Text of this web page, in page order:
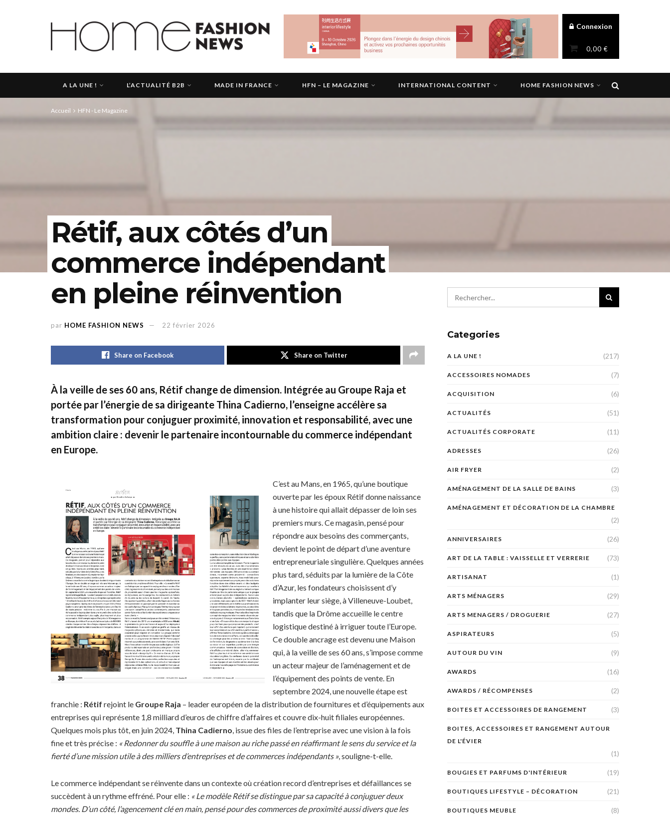
Connexion
0,00 €
A LA UNE ! L’ACTUALITÉ B2B MADE IN FRANCE HFN – LE MAGAZINE INTERNATIONAL CONTENT HOME FASHION NEWS
Accueil HFN - Le Magazine
Rétif, aux côtés d’un
commerce indépendant
en pleine réinvention
par HOME FASHION NEWS 22 février 2026
Share on Facebook Share on Twitter
À la veille de ses 60 ans, Rétif change de dimension. Intégrée au Groupe Raja et
portée par l’énergie de sa dirigeante Thina Cadierno, l’enseigne accélère sa
transformation pour conjuguer proximité, innovation et responsabilité, avec une
ambition claire : devenir le partenaire incontournable du commerce indépendant
en Europe.
C’est au Mans, en 1965, qu’une boutique
ouverte par les époux Rétif donne naissance
à une histoire qui allait dépasser de loin ses
premiers murs. Ce magasin, pensé pour
répondre aux besoins des commerçants,
devient le point de départ d’une aventure
entrepreneuriale singulière. Quelques années
plus tard, séduits par la lumière de la Côte
d’Azur, les fondateurs choisissent d’y
implanter leur siège, à Villeneuve-Loubet,
tandis que la Drôme accueille le centre
logistique destiné à irriguer toute l’Europe.
Ce double ancrage est devenu une Maison
qui, à la veille de ses 60 ans, s’impose comme
un acteur majeur de l’aménagement et de
l’équipement des points de vente. En
septembre 2024, une nouvelle étape est
franchie : Rétif rejoint le Groupe Raja – leader européen de la distribution de fournitures et d’équipements aux
entreprises qui représente 1,8 milliard d’euros de chiffre d’affaires et couvre dix-huit filiales européennes.
Quelques mois plus tôt, en juin 2024, Thina Cadierno, issue des files de l’entreprise avec une vision à la fois
fine et très précise : « Redonner du souffle à une maison au riche passé en réaffirmant le sens du service et la
fierté d’une mission utile à des milliers d’entreprises et de commerces indépendants », souligne-t-elle.
Le commerce indépendant se réinvente dans un contexte où création record d’entreprises et défaillances se
succèdent à un rythme effréné. Pour elle : « Le modèle Rétif se distingue par sa capacité à conjuguer deux
mondes. D’un côté, l’agencement clé en main, pensé pour des commerces de proximité aussi divers que les
Categories
A LA UNE ! (217)
ACCESSOIRES NOMADES (7)
ACQUISITION (6)
ACTUALITÉS (51)
ACTUALITÉS CORPORATE (11)
ADRESSES (26)
AIR FRYER (2)
AMÉNAGEMENT DE LA SALLE DE BAINS (3)
AMÉNAGEMENT ET DÉCORATION DE LA CHAMBRE
(2)
ANNIVERSAIRES (26)
ART DE LA TABLE : VAISSELLE ET VERRERIE (73)
ARTISANAT (1)
ARTS MÉNAGERS (29)
ARTS MENAGERS / DROGUERIE (27)
ASPIRATEURS (5)
AUTOUR DU VIN (9)
AWARDS (16)
AWARDS / RÉCOMPENSES (2)
BOITES ET ACCESSOIRES DE RANGEMENT (3)
BOITES, ACCESSOIRES ET RANGEMENT AUTOUR
DE L'ÉVIER
(1)
BOUGIES ET PARFUMS D'INTÉRIEUR (19)
BOUTIQUES LIFESTYLE – DÉCORATION (21)
BOUTIQUES MEUBLE (8)